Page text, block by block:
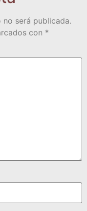
será publicada.
con *